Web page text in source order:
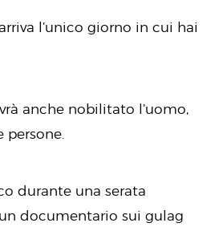
l’unico giorno in cui hai
anche nobilitato l’uomo,
durante una serata
documentario sui gulag